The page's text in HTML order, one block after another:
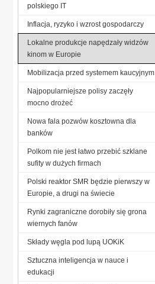
polskiego IT
Inflacja, ryzyko i wzrost gospodarczy
Lokalne produkcje napędzały widzów
kinom w Europie
Mobilizacja przed systemem kaucyjnym
Najpopularniejsze polisy zaczęły
mocno drożeć
Nowa fala pozwów kosztowna dla
banków
Polkom nie jest łatwo przebić szklane
sufity w dużych firmach
Polski reaktor SMR będzie pierwszy w
Europie, a drugi na świecie
Rynki zagraniczne dorobiły się grona
wiernych fanów
Składy węgla pod lupą UOKiK
Sztuczna inteligencja w nauce i
edukacji